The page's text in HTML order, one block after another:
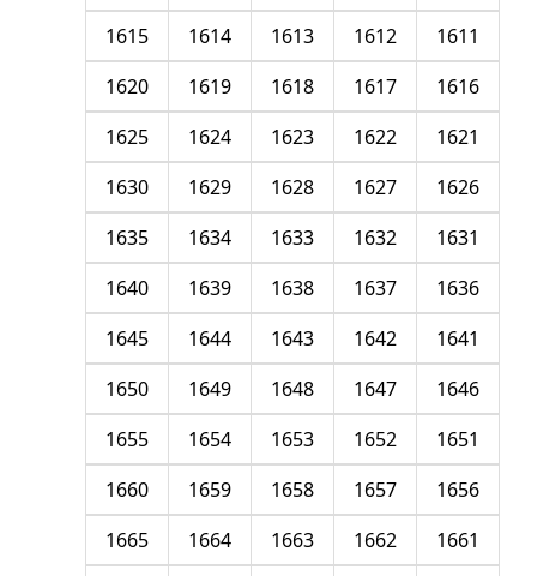
1611
1612
1613
1614
1615
1616
1617
1618
1619
1620
1621
1622
1623
1624
1625
1626
1627
1628
1629
1630
1631
1632
1633
1634
1635
1636
1637
1638
1639
1640
1641
1642
1643
1644
1645
1646
1647
1648
1649
1650
1651
1652
1653
1654
1655
1656
1657
1658
1659
1660
1661
1662
1663
1664
1665